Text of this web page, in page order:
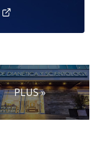
PLUS »